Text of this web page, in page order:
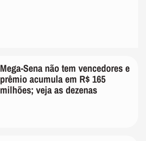
Mega-Sena não tem vencedores e
prêmio acumula em R$ 165
milhões; veja as dezenas